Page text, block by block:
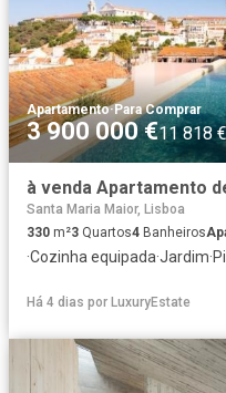
Apartamento·Para Comprar
3 900 000 €11 818
Santa Maria Maior, Lisboa
330 m²3 Quartos4 Banheiros
·Cozinha equipada·Jardim·
Há 4 dias por LuxuryEstate